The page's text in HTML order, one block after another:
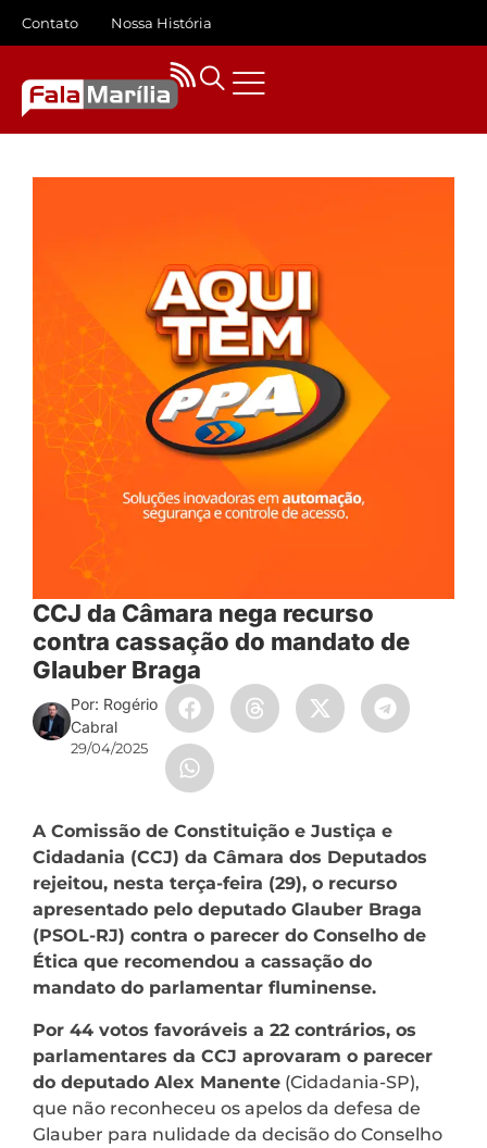
Contato Nossa História
CCJ da Câmara nega recurso
contra cassação do mandato de
Glauber Braga
Por: Rogério
Cabral
29/04/2025
A Comissão de Constituição e Justiça e
Cidadania (CCJ) da Câmara dos Deputados
rejeitou, nesta terça-feira (29), o recurso
apresentado pelo deputado Glauber Braga
(PSOL-RJ) contra o parecer do Conselho de
Ética que recomendou a cassação do
mandato do parlamentar fluminense.
Por 44 votos favoráveis a 22 contrários, os
parlamentares da CCJ aprovaram o parecer
do deputado Alex Manente (Cidadania-SP),
que não reconheceu os apelos da defesa de
Glauber para nulidade da decisão do Conselho